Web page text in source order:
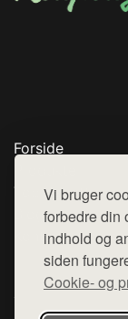
Vi bruger
forbedre din
indhold og
siden
Cookie- og
Forside
Top Rabatter
Blog
Kontakt